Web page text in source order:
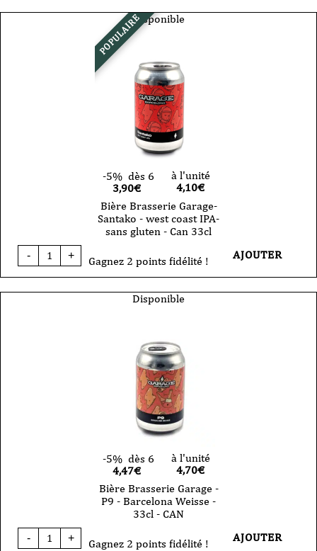
Garage
POPULAIREDisponible
-5% dès 6
3,90€
à l'unité
4,10€
Bière Brasserie Garage-
Santako - west coast IPA-
sans gluten - Can 33cl
-
quantité
de
Garage-
+ Gagnez 2 points fidélité ! AJOUTER
Disponible
-5% dès 6
4,47€
à l'unité
4,70€
Bière Brasserie Garage -
P9 - Barcelona Weisse -
33cl - CAN
-
quantité
de
+ Gagnez 2 points fidélité ! AJOUTER